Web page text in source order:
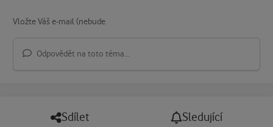
Odpovědět na toto téma...
Sdílet Sledující